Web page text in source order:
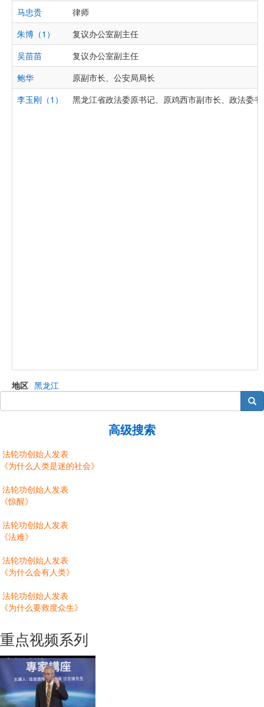
马忠贵
律师
朱博（1）
复议办公室副主任
吴苗苗
复议办公室副主任
鲍华
原副市长、公安局局长
李玉刚（1）
黑龙江省政法委原书记、原鸡西市副市长、政法委
地区 黑龙江
搜索
高级搜索
法轮功创始人发表
《为什么人类是迷的社会》
法轮功创始人发表
《惊醒》
法轮功创始人发表
《法难》
法轮功创始人发表
《为什么会有人类》
法轮功创始人发表
《为什么要救度众生》
重点视频系列